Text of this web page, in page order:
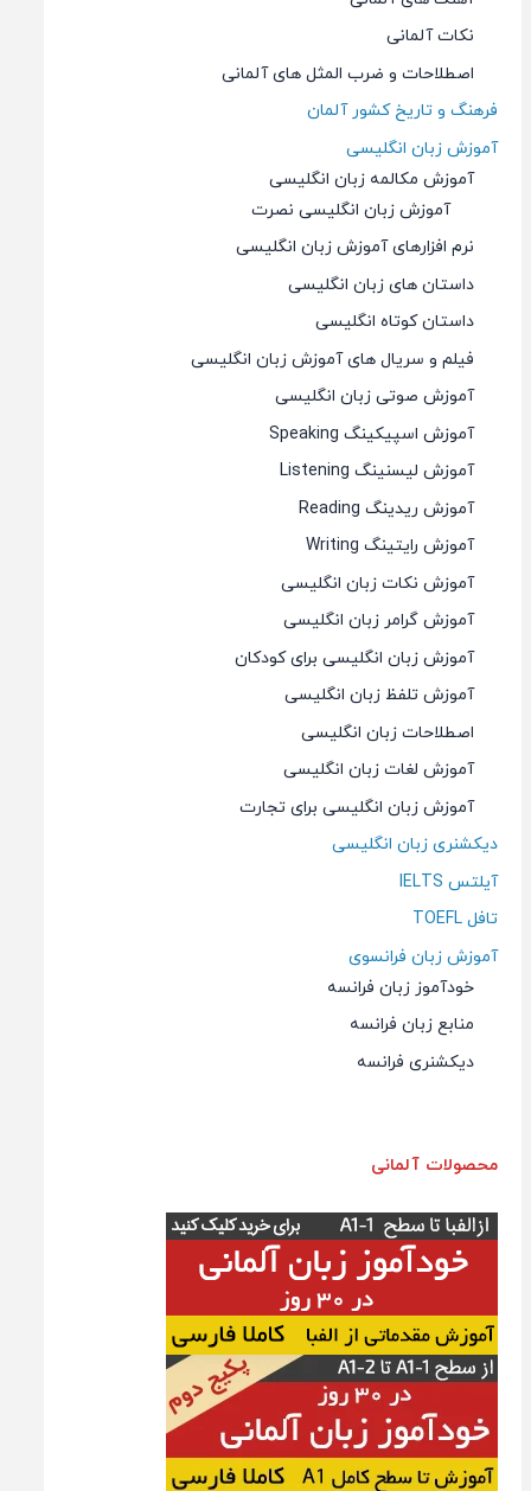
نکات آلمانی
اصطلاحات و ضرب المثل های آلمانی
فرهنگ و تاریخ کشور آلمان
آموزش زبان انگلیسی
آموزش مکالمه زبان انگلیسی
آموزش زبان انگلیسی نصرت
نرم افزارهای آموزش زبان انگلیسی
داستان های زبان انگلیسی
داستان کوتاه انگلیسی
فیلم و سریال های آموزش زبان انگلیسی
آموزش صوتی زبان انگلیسی
آموزش اسپیکینگ Speaking
آموزش لیسنینگ Listening
آموزش ریدینگ Reading
آموزش رایتینگ Writing
آموزش نکات زبان انگلیسی
آموزش گرامر زبان انگلیسی
آموزش زبان انگلیسی برای کودکان
آموزش تلفظ زبان انگلیسی
اصطلاحات زبان انگلیسی
آموزش لغات زبان انگلیسی
آموزش زبان انگلیسی برای تجارت
دیکشنری زبان انگلیسی
آیلتس IELTS
تافل TOEFL
آموزش زبان فرانسوی
خودآموز زبان فرانسه
منابع زبان فرانسه
دیکشنری فرانسه
محصولات آلمانی